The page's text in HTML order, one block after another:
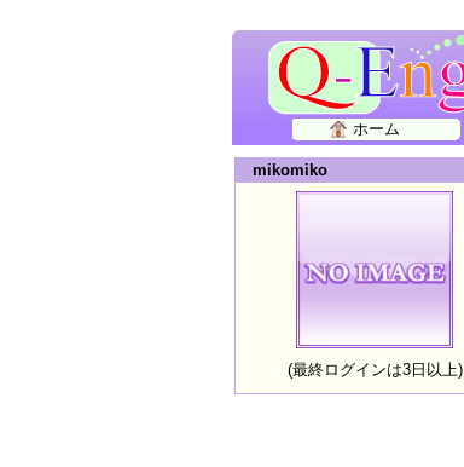
ホーム
mikomiko
(最終ログインは3日以上)